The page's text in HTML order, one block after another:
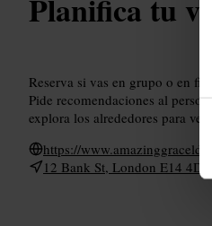
Planifica tu
Reserva si vas en grupo o en
Pide recomendaciones al
explora los alrededores para ver
https://
12 Bank St, London E14